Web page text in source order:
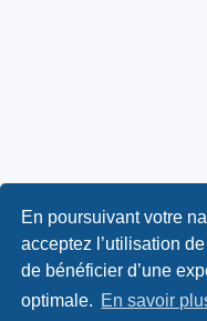
En poursuivant votre
acceptez l’utilisation
de bénéficier d’une
optimale. En savoir